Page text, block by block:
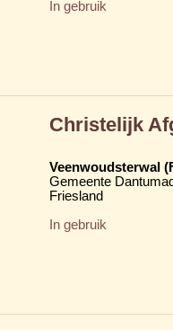
In gebruik
Christelijk
Veenwoudsterwal
Gemeente
Friesland
In gebruik